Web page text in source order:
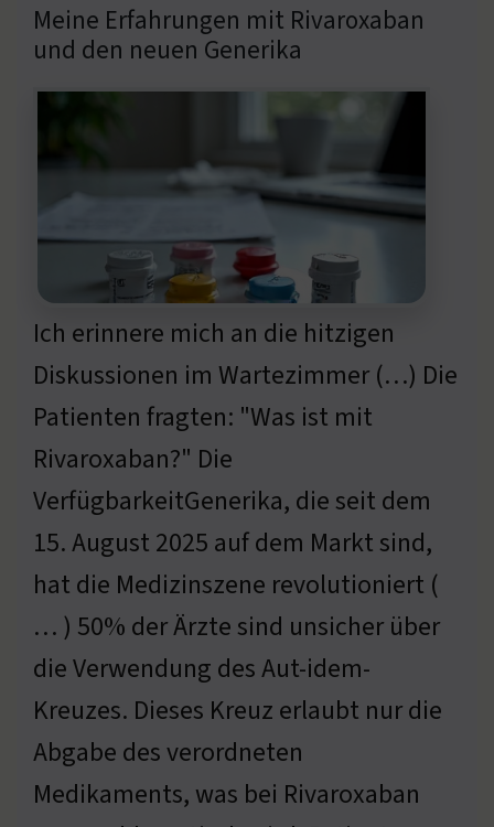
Meine Erfahrungen mit Rivaroxaban
und den neuen Generika
Ich erinnere mich an die hitzigen
Diskussionen im Wartezimmer (…) Die
Patienten fragten: "Was ist mit
Rivaroxaban?" Die
VerfügbarkeitGenerika, die seit dem
15. August 2025 auf dem Markt sind,
hat die Medizinszene revolutioniert (
… ) 50% der Ärzte sind unsicher über
die Verwendung des Aut-idem-
Kreuzes. Dieses Kreuz erlaubt nur die
Abgabe des verordneten
Medikaments, was bei Rivaroxaban